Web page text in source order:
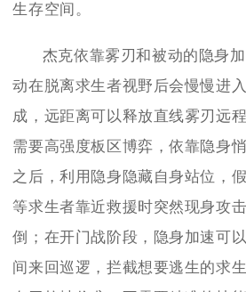
生存空间。
杰克依靠雾刃和被动的隐身
动在脱离求生者视野后会慢慢进
成，远距离可以释放直线雾刃远
需要高强度板区博弈，依靠隐身
之后，利用隐身隐藏自身站位，
等求生者靠近救援时突然现身攻
倒；在开门战阶段，隐身加速可
间来回巡逻，拦截想要逃生的求